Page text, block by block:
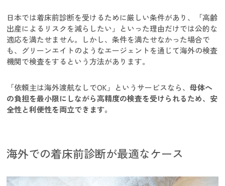
日本では着床前診断を受けるために厳しい条件があり、「高齢
出産によるリスクを減らしたい」といった理由だけでは公的な
適応を満たせません。しかし、条件を満たせなかった場合で
も、グリーンエイトのようなエージェントを通じて海外の検査
機関で検査をするという方法があります。
「依頼主は海外渡航なしでOK」というサービスなら、母体へ
の負担を最小限にしながら高精度の検査を受けられるため、安
全性と利便性を両立できます。
海外での着床前診断が最適なケース